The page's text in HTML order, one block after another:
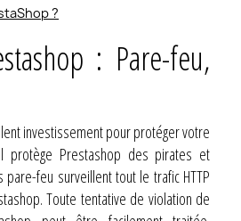
?
: Pare-feu,
investissement pour protéger votre
protège Prestashop des pirates et
feu surveillent tout le trafic HTTP
Toute tentative de violation de